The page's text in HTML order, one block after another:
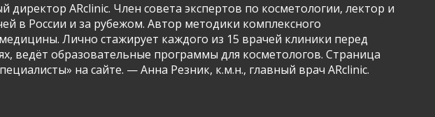
ARclinic. Член совета экспертов по косметологии, лектор и
в России и за рубежом. Автор методики комплексного
Лично стажирует каждого из 15 врачей клиники перед
ведёт образовательные программы для косметологов. Страница
на сайте. — Анна Резник, к.м.н., главный врач ARclinic.